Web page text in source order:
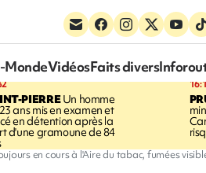
MondeVidéosFaits divers
PIERREUn homme
ans mis en examen et
en détention après la
d'une gramoune de 84
en cours à l'Aire du tabac, fumées